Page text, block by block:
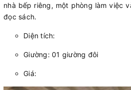
nhà bếp riêng, một phòng làm việc
đọc sách.
Diện tích:
Giường: 01 giường đôi
Giá: